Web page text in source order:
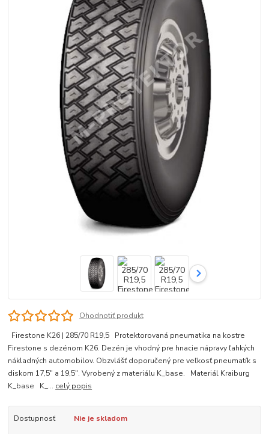
Ohodnotiť produkt
Firestone K26 | 285/70 R19,5 Protektorovaná pneumatika na kostre
Firestone s dezénom K26. Dezén je vhodný pre hnacie nápravy ľahkých
nákladných automobilov. Obzvlášť doporučený pre veľkosť pneumatík s
diskom 17,5" a 19,5". Vyrobený z materiálu K_base. Materiál Kraiburg
K_base K_... celý popis
Dostupnosť Nie je skladom